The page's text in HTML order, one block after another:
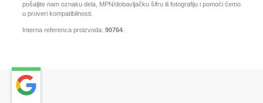
pošaljite nam oznaku dela, MPN/dobavljačku šifru ili fotografiju i pomoći ćemo
u proveri kompatibilnosti.
Interna referenca proizvoda: 90764.